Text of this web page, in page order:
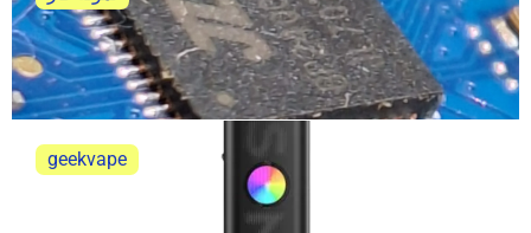
تعمیر ویپ پاد پاوا هوریز اولترا
خلاصه ی تعمیر ویپ پاد پاوا هوریز اولترا
geekvape